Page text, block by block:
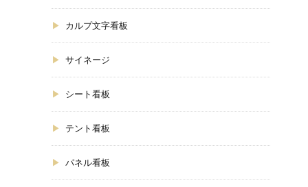
カルプ文字看板
サイネージ
シート看板
テント看板
パネル看板